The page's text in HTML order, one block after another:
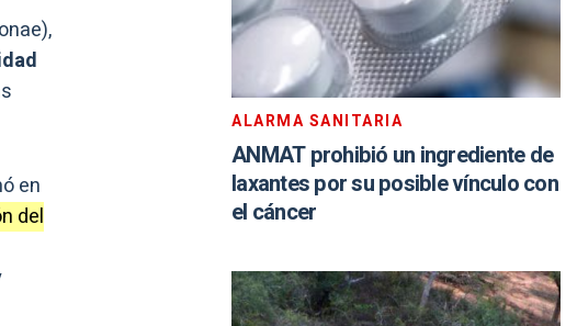
en
del
ALARMA SANITARIA
ANMAT prohibió un ingrediente de
laxantes por su posible vínculo con
el cáncer